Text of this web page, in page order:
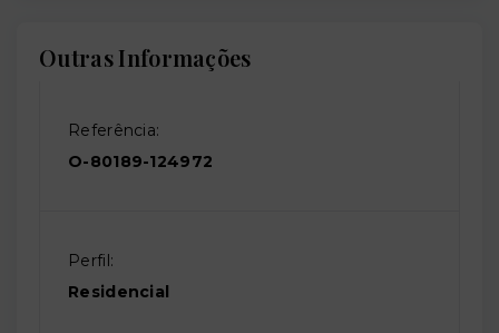
Outras Informações
Referência:
O-80189-124972
Perfil:
Residencial